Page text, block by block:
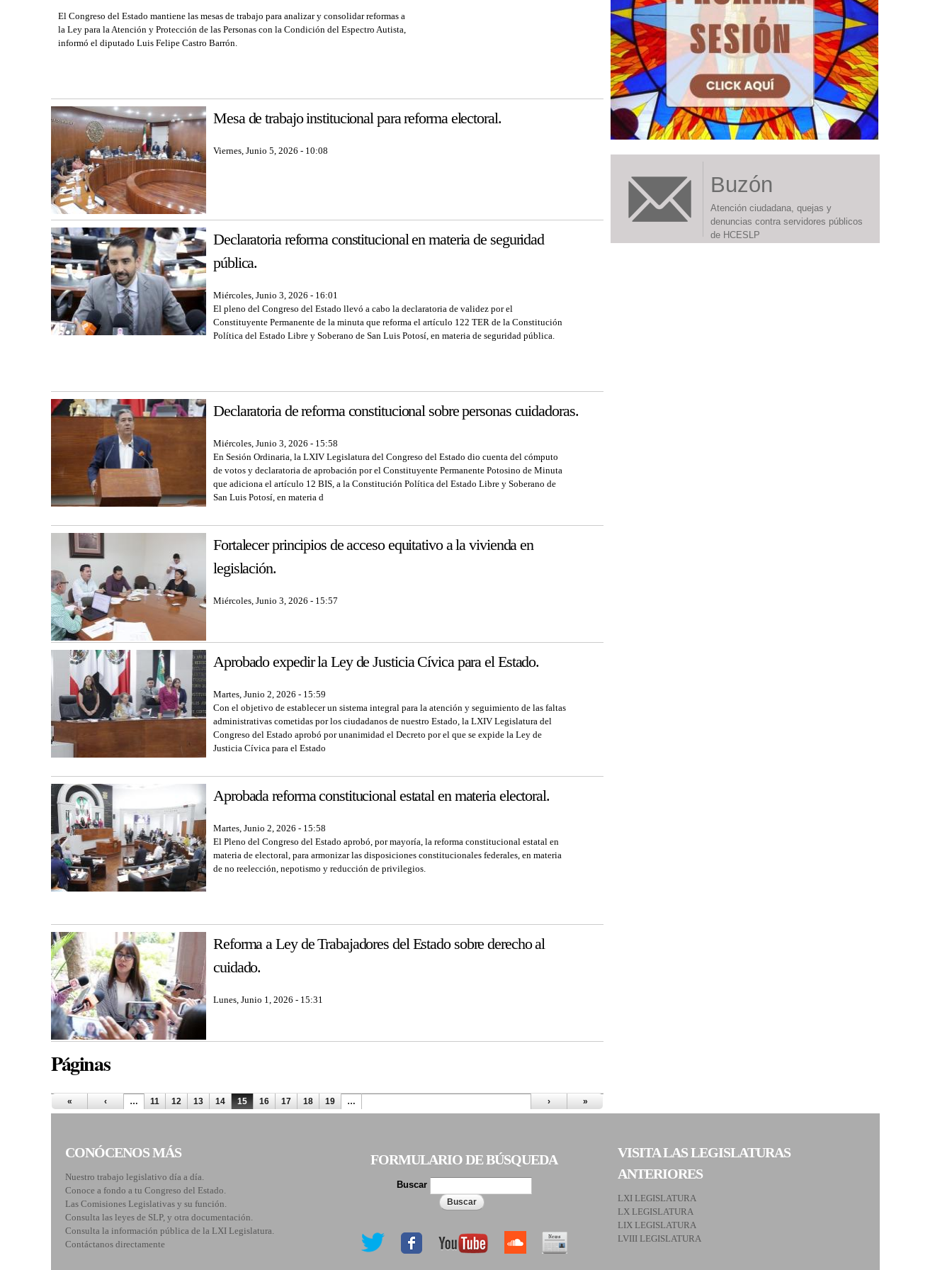
El Congreso del Estado mantiene las mesas de trabajo para analizar y consolidar reformas a
la Ley para la Atención y Protección de las Personas con la Condición del Espectro Autista,
informó el diputado Luis Felipe Castro Barrón.
Mesa de trabajo institucional para reforma electoral.
Viernes, Junio 5, 2026 - 10:08
Declaratoria reforma constitucional en materia de seguridad
pública.
Miércoles, Junio 3, 2026 - 16:01
El pleno del Congreso del Estado llevó a cabo la declaratoria de validez por el
Constituyente Permanente de la minuta que reforma el artículo 122 TER de la Constitución
Política del Estado Libre y Soberano de San Luis Potosí, en materia de seguridad pública.
Declaratoria de reforma constitucional sobre personas cuidadoras.
Miércoles, Junio 3, 2026 - 15:58
En Sesión Ordinaria, la LXIV Legislatura del Congreso del Estado dio cuenta del cómputo
de votos y declaratoria de aprobación por el Constituyente Permanente Potosino de Minuta
que adiciona el artículo 12 BIS, a la Constitución Política del Estado Libre y Soberano de
San Luis Potosí, en materia d
Fortalecer principios de acceso equitativo a la vivienda en
legislación.
Miércoles, Junio 3, 2026 - 15:57
Aprobado expedir la Ley de Justicia Cívica para el Estado.
Martes, Junio 2, 2026 - 15:59
Con el objetivo de establecer un sistema integral para la atención y seguimiento de las faltas
administrativas cometidas por los ciudadanos de nuestro Estado, la LXIV Legislatura del
Congreso del Estado aprobó por unanimidad el Decreto por el que se expide la Ley de
Justicia Cívica para el Estado
Aprobada reforma constitucional estatal en materia electoral.
Martes, Junio 2, 2026 - 15:58
El Pleno del Congreso del Estado aprobó, por mayoría, la reforma constitucional estatal en
materia de electoral, para armonizar las disposiciones constitucionales federales, en materia
de no reelección, nepotismo y reducción de privilegios.
Reforma a Ley de Trabajadores del Estado sobre derecho al
cuidado.
Lunes, Junio 1, 2026 - 15:31
Páginas
« ‹ … 11 12 13 14 15 16 17 18 19 … › »
Buzón
Atención ciudadana, quejas y
denuncias contra servidores públicos
de HCESLP
CONÓCENOS MÁS
Nuestro trabajo legislativo día a día.
Conoce a fondo a tu Congreso del Estado.
Las Comisiones Legislativas y su función.
Consulta las leyes de SLP, y otra documentación.
Consulta la información pública de la LXI Legislatura.
Contáctanos directamente
FORMULARIO DE BÚSQUEDA
Buscar
VISITA LAS LEGISLATURAS
ANTERIORES
LXI LEGISLATURA
LX LEGISLATURA
LIX LEGISLATURA
LVIII LEGISLATURA